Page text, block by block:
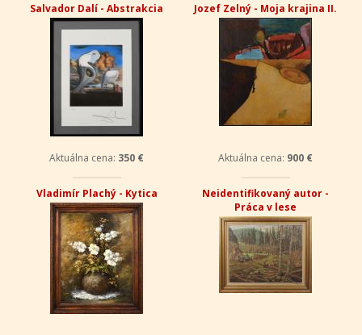
Salvador Dalí - Abstrakcia
Aktuálna cena: 350 €
Jozef Zelný - Moja krajina II.
Aktuálna cena: 900 €
Vladimír Plachý - Kytica
Neidentifikovaný autor -
Práca v lese